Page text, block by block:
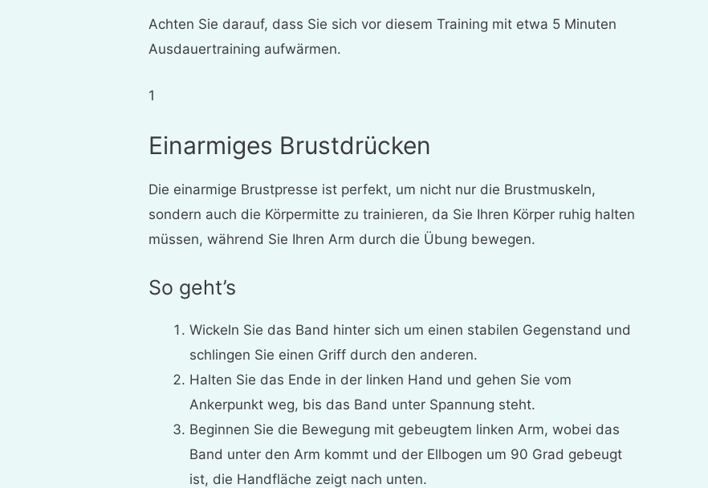
Achten Sie darauf, dass Sie sich vor diesem Training mit etwa 5 Minuten
Ausdauertraining aufwärmen.
1
Einarmiges Brustdrücken
Die einarmige Brustpresse ist perfekt, um nicht nur die Brustmuskeln,
sondern auch die Körpermitte zu trainieren, da Sie Ihren Körper ruhig halten
müssen, während Sie Ihren Arm durch die Übung bewegen.
So geht’s
Wickeln Sie das Band hinter sich um einen stabilen Gegenstand und
schlingen Sie einen Griff durch den anderen.
Halten Sie das Ende in der linken Hand und gehen Sie vom
Ankerpunkt weg, bis das Band unter Spannung steht.
Beginnen Sie die Bewegung mit gebeugtem linken Arm, wobei das
Band unter den Arm kommt und der Ellbogen um 90 Grad gebeugt
ist, die Handfläche zeigt nach unten.